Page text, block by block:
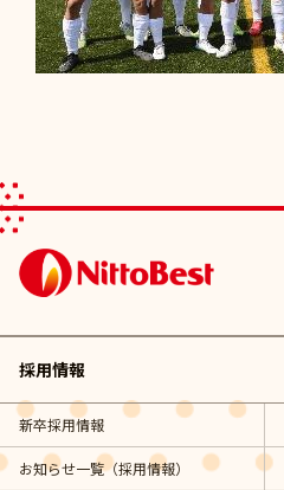
採用情報
新卒採用情報
お知らせ一覧（採用情報）